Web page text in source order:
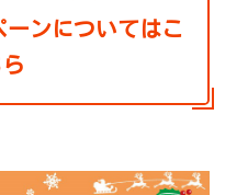
ンについてはこ